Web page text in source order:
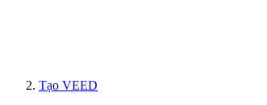
Tạo VEED